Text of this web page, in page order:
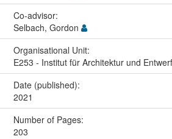
Co-advisor:
Selbach, Gordon
Organisational Unit:
E253 - Institut für Architektur und
Date (published):
2021
Number of Pages:
203